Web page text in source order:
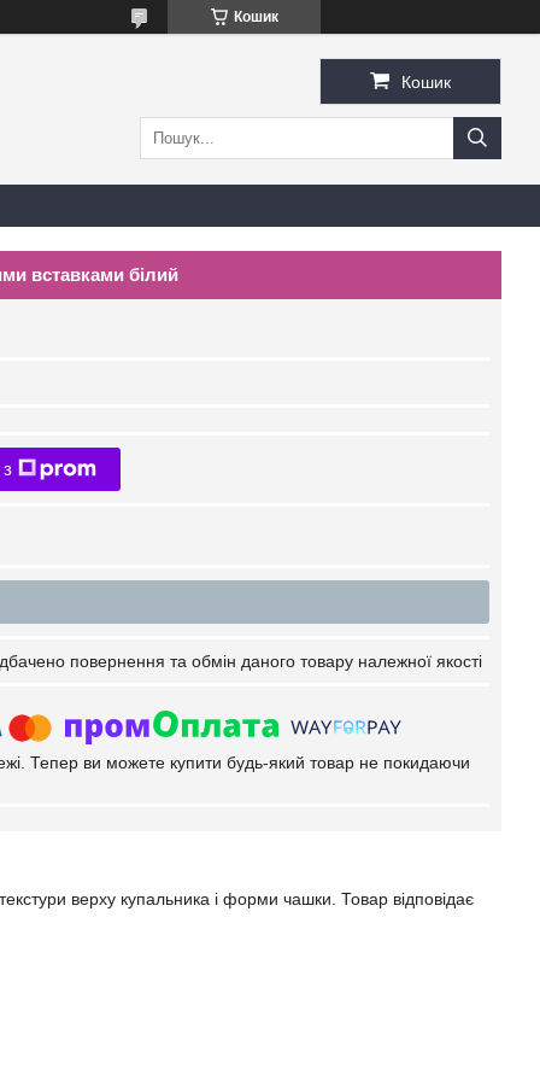
Кошик
Кошик
вставками білий
повернення та обмін даного товару належної якості
Тепер ви можете купити будь-який товар не покидаючи
верху купальника і форми чашки. Товар відповідає